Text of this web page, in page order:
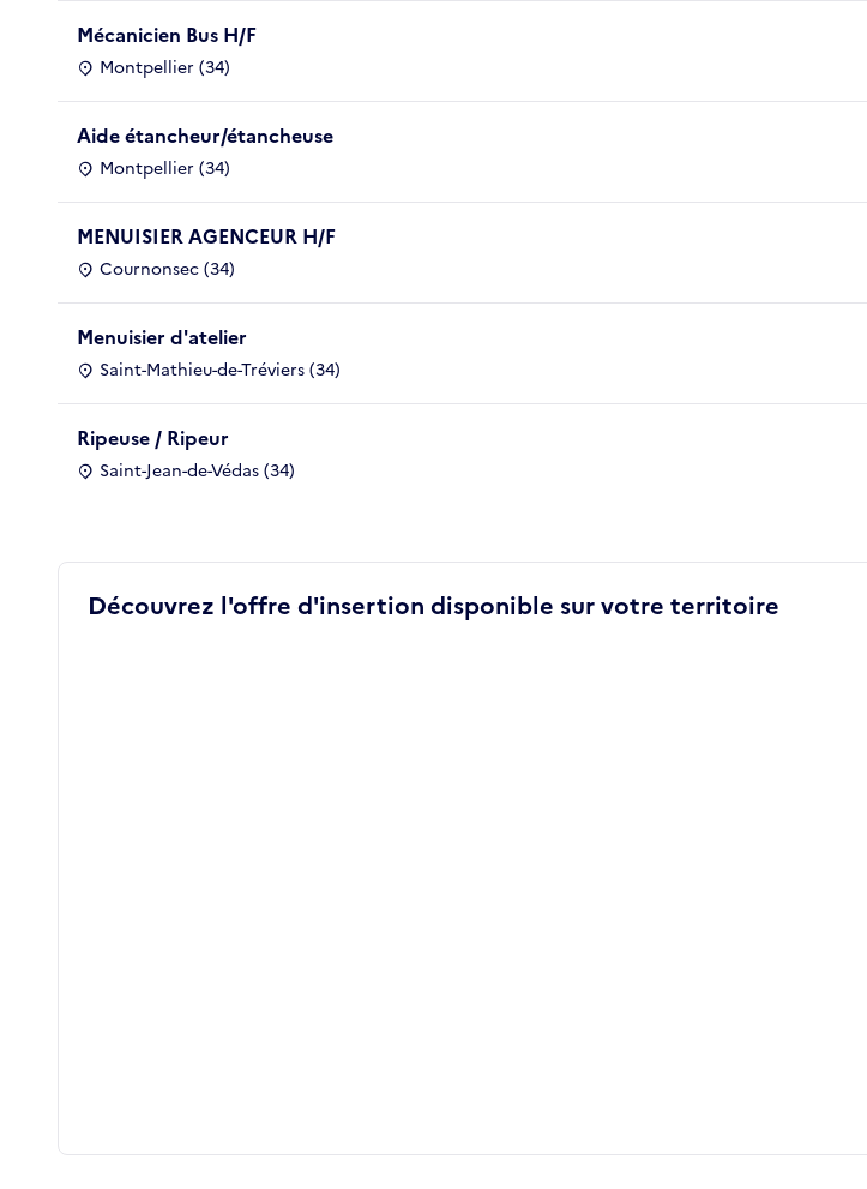
Mécanicien Bus H/F
Montpellier (34)
Aide étancheur/étancheuse
Montpellier (34)
MENUISIER AGENCEUR H/F
Cournonsec (34)
Menuisier d'atelier
Saint-Mathieu-de-Tréviers (34)
Ripeuse / Ripeur
Saint-Jean-de-Védas (34)
Découvrez l'offre d'insertion disponible sur votre territoire